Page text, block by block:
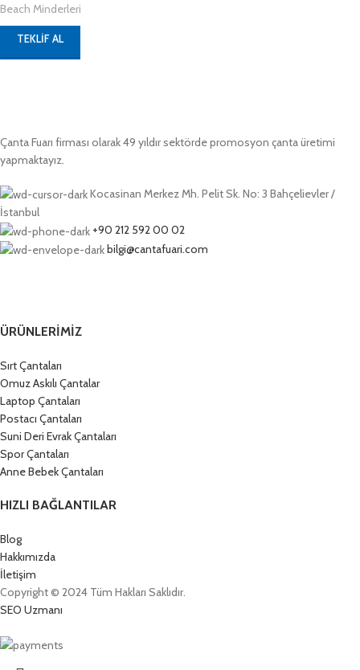
Beach Minderleri
TEKLIF AL
Çanta Fuarı firması olarak 49 yıldır sektörde promosyon çanta üretimi
yapmaktayız.
Kocasinan Merkez Mh. Pelit Sk. No: 3 Bahçelievler /
İstanbul
+90 212 592 00 02
bilgi@cantafuari.com
ÜRÜNLERIMIZ
Sırt Çantaları
Omuz Askılı Çantalar
Laptop Çantaları
Postacı Çantaları
Suni Deri Evrak Çantaları
Spor Çantaları
Anne Bebek Çantaları
HIZLI BAĞLANTILAR
Blog
Hakkımızda
İletişim
Copyright © 2024 Tüm Hakları Saklıdır.
SEO Uzmanı